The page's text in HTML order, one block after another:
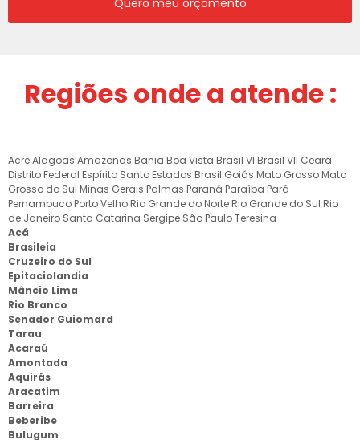
Quero meu orçamento
Regiões onde a atende :
AcreAlagoas Amazonas Bahia Boa Vista Brasil VI Brasil VII Ceará
Distrito Federal Espírito Santo Estados Brasil Goiás Mato Grosso Mato
Grosso do Sul Minas Gerais Palmas Paraná Paraíba Pará
Pernambuco Porto Velho Rio Grande do Norte Rio Grande do Sul Rio
de Janeiro Santa Catarina Sergipe São PauloTeresina
Acá
Brasileia
Cruzeiro do Sul
Epitaciolandia
Mâncio Lima
Rio Branco
Senador Guiomard
Tarau
Acaraú
Amontada
Aquirás
Aracatim
Barreira
Beberibe
Bulugum